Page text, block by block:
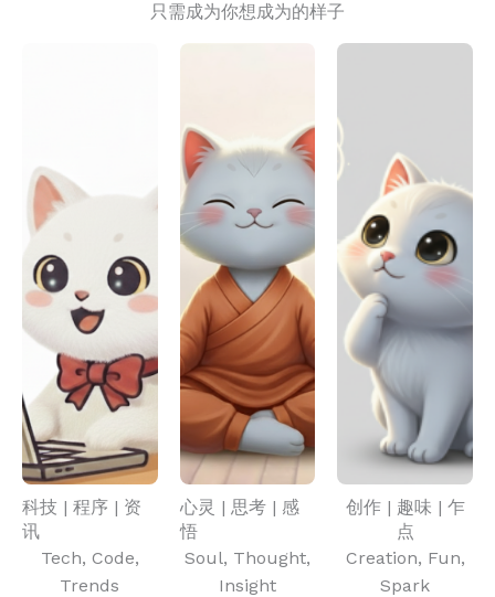
只需成为你想成为的样子
科技 | 程序 | 资
讯
Tech, Code,
Trends
心灵 | 思考 | 感
悟
Soul, Thought,
Insight
创作 | 趣味 | 乍
点
Creation, Fun,
Spark